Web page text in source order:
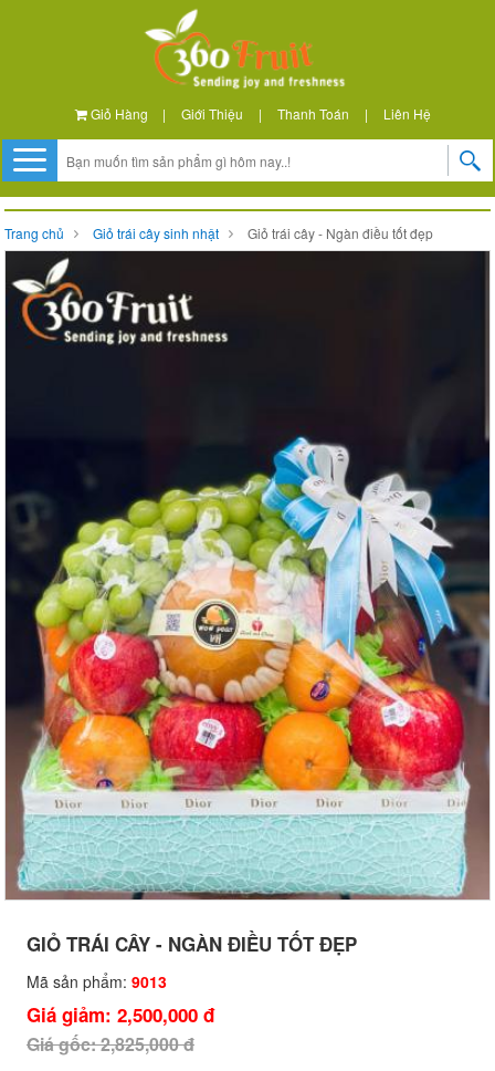
Giỏ Hàng | Giới Thiệu | Thanh Toán | Liên Hệ
Trang chủ Giỏ trái cây sinh nhật Giỏ trái cây - Ngàn điều tốt đẹp
GIỎ TRÁI CÂY - NGÀN ĐIỀU TỐT ĐẸP
Mã sản phẩm: 9013
Giá giảm: 2,500,000 đ
Giá gốc: 2,825,000 đ